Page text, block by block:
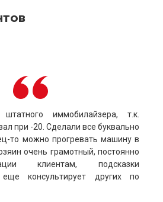
иммобилайзера, т.к.
при -20. Сделали все буквально
то можно прогревать машину в
очень грамотный, постоянно
клиентам, подсказки
консультирует других по